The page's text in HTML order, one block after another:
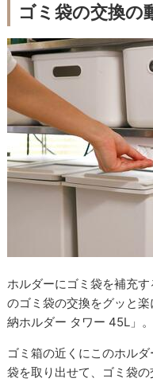
ゴミ袋の交換の
ホルダーにゴミ袋を補充
のゴミ袋の交換をグッと
納ホルダー タワー 45L」。
ゴミ箱の近くにこのホル
袋を取り出せて、ゴミ袋